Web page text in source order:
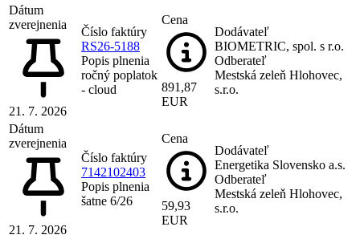
Dátum
zverejnenia
21. 7. 2026
Číslo faktúry
RS26-5188
Popis plnenia
ročný poplatok
- cloud
Cena
891,87
EUR
Dodávateľ
BIOMETRIC, spol. s r.o.
Odberateľ
Mestská zeleň Hlohovec,
s.r.o.
Dátum
zverejnenia
21. 7. 2026
Číslo faktúry
7142102403
Popis plnenia
šatne 6/26
Cena
59,93
EUR
Dodávateľ
Energetika Slovensko a.s.
Odberateľ
Mestská zeleň Hlohovec,
s.r.o.